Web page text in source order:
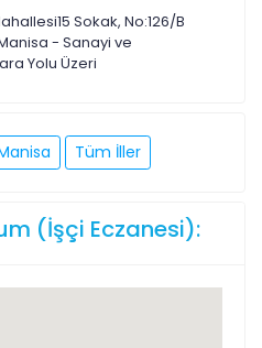
Sokak, No:126/B
- Sanayi ve
Yolu Üzeri
Tüm İller
(İşçi Eczanesi):